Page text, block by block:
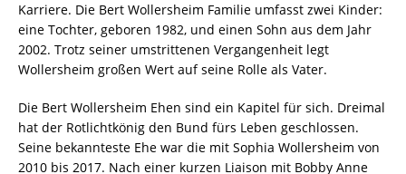
Karriere. Die Bert Wollersheim Familie umfasst zwei Kinder:
eine Tochter, geboren 1982, und einen Sohn aus dem Jahr
2002. Trotz seiner umstrittenen Vergangenheit legt
Wollersheim großen Wert auf seine Rolle als Vater.
Die Bert Wollersheim Ehen sind ein Kapitel für sich. Dreimal
hat der Rotlichtkönig den Bund fürs Leben geschlossen.
Seine bekannteste Ehe war die mit Sophia Wollersheim von
2010 bis 2017. Nach einer kurzen Liaison mit Bobby Anne